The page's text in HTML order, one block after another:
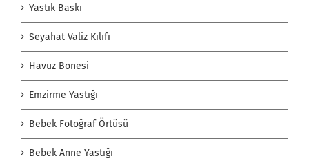
Yastık Baskı
Seyahat Valiz Kılıfı
Havuz Bonesi
Emzirme Yastığı
Bebek Fotoğraf Örtüsü
Bebek Anne Yastığı